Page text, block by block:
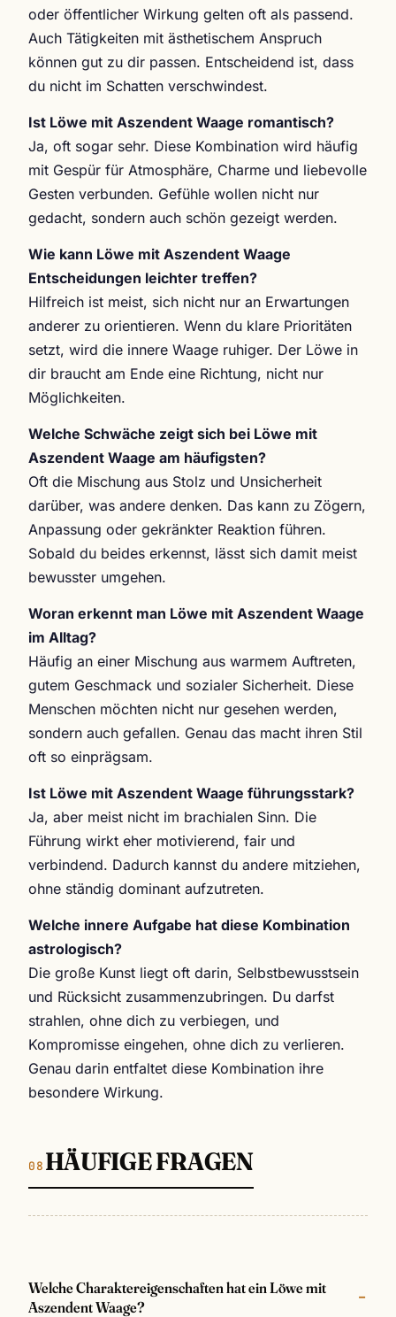
oder öffentlicher Wirkung gelten oft als passend.
Auch Tätigkeiten mit ästhetischem Anspruch
können gut zu dir passen. Entscheidend ist, dass
du nicht im Schatten verschwindest.
Ist Löwe mit Aszendent Waage romantisch?
Ja, oft sogar sehr. Diese Kombination wird häufig
mit Gespür für Atmosphäre, Charme und liebevolle
Gesten verbunden. Gefühle wollen nicht nur
gedacht, sondern auch schön gezeigt werden.
Wie kann Löwe mit Aszendent Waage
Entscheidungen leichter treffen?
Hilfreich ist meist, sich nicht nur an Erwartungen
anderer zu orientieren. Wenn du klare Prioritäten
setzt, wird die innere Waage ruhiger. Der Löwe in
dir braucht am Ende eine Richtung, nicht nur
Möglichkeiten.
Welche Schwäche zeigt sich bei Löwe mit
Aszendent Waage am häufigsten?
Oft die Mischung aus Stolz und Unsicherheit
darüber, was andere denken. Das kann zu Zögern,
Anpassung oder gekränkter Reaktion führen.
Sobald du beides erkennst, lässt sich damit meist
bewusster umgehen.
Woran erkennt man Löwe mit Aszendent Waage
im Alltag?
Häufig an einer Mischung aus warmem Auftreten,
gutem Geschmack und sozialer Sicherheit. Diese
Menschen möchten nicht nur gesehen werden,
sondern auch gefallen. Genau das macht ihren Stil
oft so einprägsam.
Ist Löwe mit Aszendent Waage führungsstark?
Ja, aber meist nicht im brachialen Sinn. Die
Führung wirkt eher motivierend, fair und
verbindend. Dadurch kannst du andere mitziehen,
ohne ständig dominant aufzutreten.
Welche innere Aufgabe hat diese Kombination
astrologisch?
Die große Kunst liegt oft darin, Selbstbewusstsein
und Rücksicht zusammenzubringen. Du darfst
strahlen, ohne dich zu verbiegen, und
Kompromisse eingehen, ohne dich zu verlieren.
Genau darin entfaltet diese Kombination ihre
besondere Wirkung.
HÄUFIGE FRAGEN
Welche Charaktereigenschaften hat ein Löwe mit
Aszendent Waage?